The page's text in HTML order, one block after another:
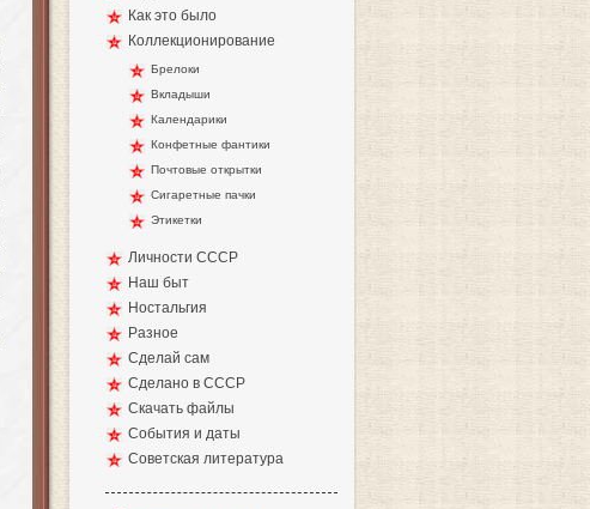
Как это было
Коллекционирование
Брелоки
Вкладыши
Календарики
Конфетные фантики
Почтовые открытки
Сигаретные пачки
Этикетки
Личности СССР
Наш быт
Ностальгия
Разное
Сделай сам
Сделано в СССР
Скачать файлы
События и даты
Советская литература